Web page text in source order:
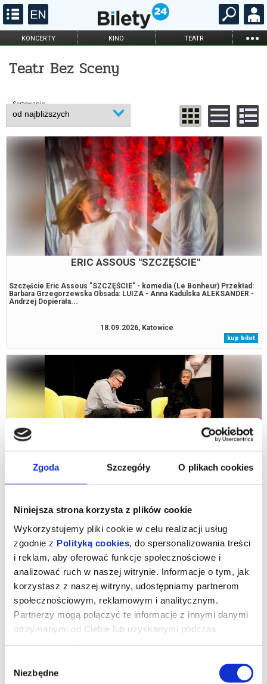
Zgoda Szczegóły O plikach cookies
Niniejsza strona korzysta z plików cookie
Wykorzystujemy pliki cookie w celu realizacji usług
zgodnie z Polityką cookies , do spersonalizowania treści
i reklam, aby oferować funkcje społecznościowe i
analizować ruch w naszej witrynie. Informacje o tym, jak
korzystasz z naszej witryny, udostępniamy partnerom
społecznościowym, reklamowym i analitycznym.
Partnerzy mogą połączyć te informacje z innymi danymi
otrzymanymi od Ciebie lub uzyskanymi podczas
zgody
Niezbędne
KONCERTY KINO TEATR ...
DLA DZIECI
ONLINE
Teatr Bez Sceny
Sortowanie
ERIC ASSOUS "SZCZĘŚCIE"
Szczęście Eric Assous "SZCZĘŚCIE" - komedia (Le Bonheur) Przekład:
Barbara Grzegorzewska Obsada: LUIZA - Anna Kadulska ALEKSANDER -
Andrzej Dopierała...
18.09.2026, Katowice
kup bilet
AGNES I DANIEL BESSE „PSIUNIO”
Agnes i Daniel Besse „Psiunio” Reżyseria i scenografia: Andrzej
Dopierała Obsada: Anna Kadulska, Andrzej Dopierała, Dariusz
19.09.2026, Katowice